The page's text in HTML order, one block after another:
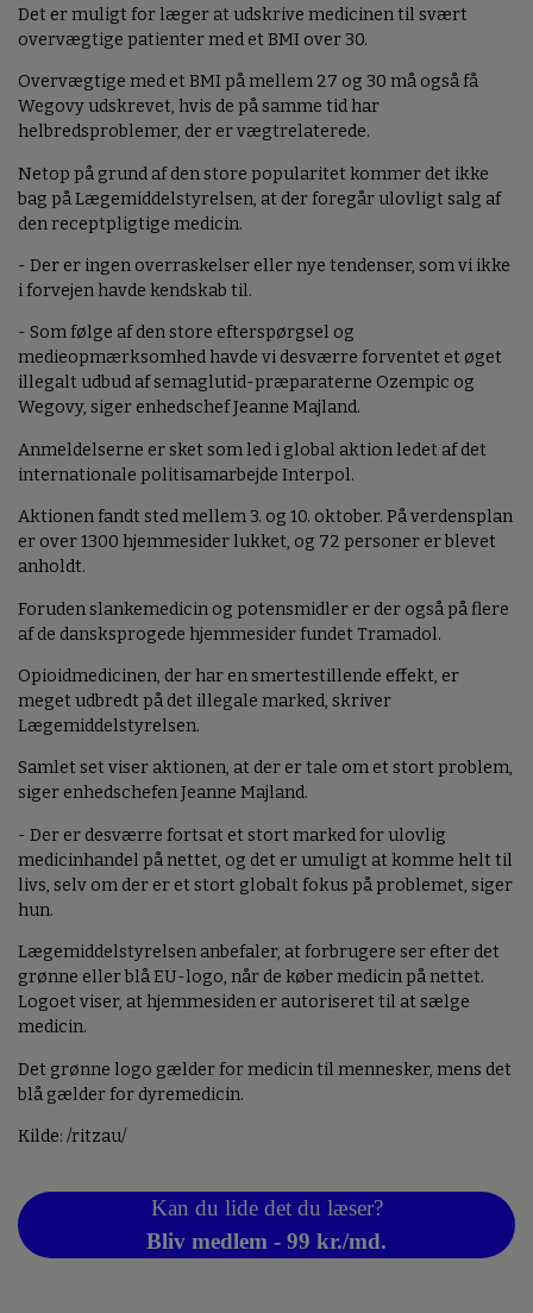
Det er muligt for læger at udskrive medicinen til svært
overvægtige patienter med et BMI over 30.
Overvægtige med et BMI på mellem 27 og 30 må også få
Wegovy udskrevet, hvis de på samme tid har
helbredsproblemer, der er vægtrelaterede.
Netop på grund af den store popularitet kommer det ikke
bag på Lægemiddelstyrelsen, at der foregår ulovligt salg af
den receptpligtige medicin.
- Der er ingen overraskelser eller nye tendenser, som vi ikke
i forvejen havde kendskab til.
- Som følge af den store efterspørgsel og
medieopmærksomhed havde vi desværre forventet et øget
illegalt udbud af semaglutid-præparaterne Ozempic og
Wegovy, siger enhedschef Jeanne Majland.
Anmeldelserne er sket som led i global aktion ledet af det
internationale politisamarbejde Interpol.
Aktionen fandt sted mellem 3. og 10. oktober. På verdensplan
er over 1300 hjemmesider lukket, og 72 personer er blevet
anholdt.
Foruden slankemedicin og potensmidler er der også på flere
af de dansksprogede hjemmesider fundet Tramadol.
Opioidmedicinen, der har en smertestillende effekt, er
meget udbredt på det illegale marked, skriver
Lægemiddelstyrelsen.
Samlet set viser aktionen, at der er tale om et stort problem,
siger enhedschefen Jeanne Majland.
- Der er desværre fortsat et stort marked for ulovlig
medicinhandel på nettet, og det er umuligt at komme helt til
livs, selv om der er et stort globalt fokus på problemet, siger
hun.
Lægemiddelstyrelsen anbefaler, at forbrugere ser efter det
grønne eller blå EU-logo, når de køber medicin på nettet.
Logoet viser, at hjemmesiden er autoriseret til at sælge
medicin.
Det grønne logo gælder for medicin til mennesker, mens det
blå gælder for dyremedicin.
Kilde: /ritzau/
Kan du lide det du læser?
Bliv medlem - 99 kr./md.